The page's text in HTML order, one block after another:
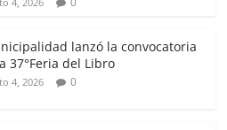
lanzó la convocatoria
37°Feria del Libro
4, 2026 0